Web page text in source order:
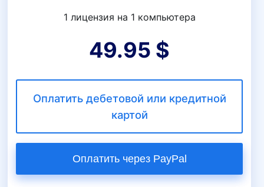
1 лицензия на 1 компьютера
49.95 $
Оплатить дебетовой или кредитной
картой